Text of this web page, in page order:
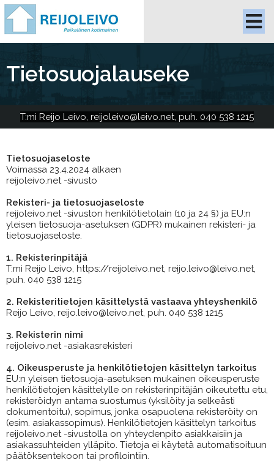
Tietosuojalauseke
T:mi Reijo Leivo, reijoleivo@leivo.net, puh. 040 538 1215
Tietosuojaseloste
Voimassa 23.4.2024 alkaen
reijoleivo.net -sivusto
Rekisteri- ja tietosuojaseloste
reijoleivo.net -sivuston henkilötietolain (10 ja 24 §) ja EU:n
yleisen tietosuoja-asetuksen (GDPR) mukainen rekisteri- ja
tietosuojaseloste.
1. Rekisterinpitäjä
T:mi Reijo Leivo, https://reijoleivo.net, reijo.leivo@leivo.net,
puh. 040 538 1215
2. Rekisteritietojen käsittelystä vastaava yhteyshenkilö
Reijo Leivo, reijo.leivo@leivo.net, puh. 040 538 1215
3. Rekisterin nimi
reijoleivo.net -asiakasrekisteri
4. Oikeusperuste ja henkilötietojen käsittelyn tarkoitus
EU:n yleisen tietosuoja-asetuksen mukainen oikeusperuste
henkilötietojen käsittelylle on rekisterinpitäjän oikeutettu etu,
rekisteröidyn antama suostumus (yksilöity ja selkeästi
dokumentoitu), sopimus, jonka osapuolena rekisteröity on
(esim. asiakassopimus). Henkilötietojen käsittelyn tarkoitus
reijoleivo.net -sivustolla on yhteydenpito asiakkaisiin ja
asiakassuhteiden ylläpito. Tietoja ei käytetä automatisoituun
päätöksentekoon tai profilointiin.